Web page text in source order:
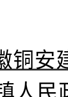
铜安